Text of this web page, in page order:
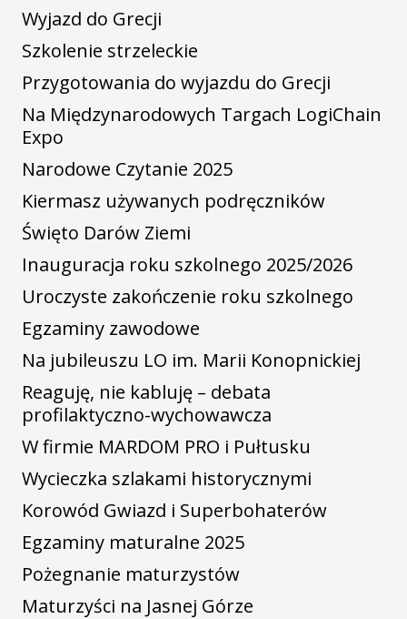
Wyjazd do Grecji
Szkolenie strzeleckie
Przygotowania do wyjazdu do Grecji
Na Międzynarodowych Targach LogiChain
Expo
Narodowe Czytanie 2025
Kiermasz używanych podręczników
Święto Darów Ziemi
Inauguracja roku szkolnego 2025/2026
Uroczyste zakończenie roku szkolnego
Egzaminy zawodowe
Na jubileuszu LO im. Marii Konopnickiej
Reaguję, nie kabluję – debata
profilaktyczno-wychowawcza
W firmie MARDOM PRO i Pułtusku
Wycieczka szlakami historycznymi
Korowód Gwiazd i Superbohaterów
Egzaminy maturalne 2025
Pożegnanie maturzystów
Maturzyści na Jasnej Górze